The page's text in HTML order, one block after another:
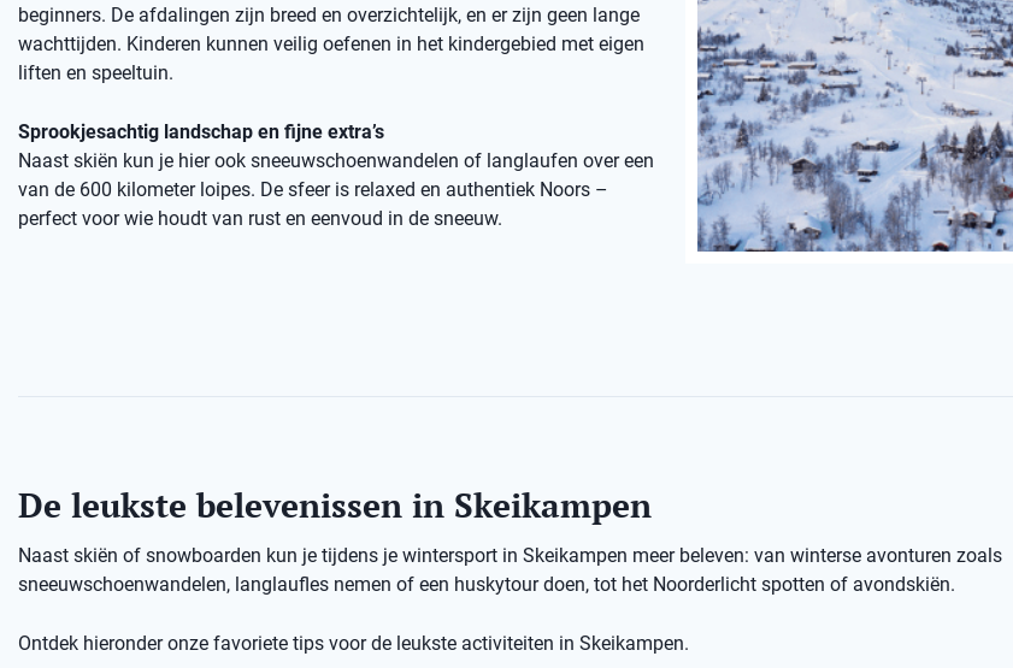
beginners. De afdalingen zijn breed en overzichtelijk, en er zijn geen lange
wachttijden. Kinderen kunnen veilig oefenen in het kindergebied met eigen
liften en speeltuin.
Sprookjesachtig landschap en fijne extra’s
Naast skiën kun je hier ook sneeuwschoenwandelen of langlaufen over een
van de 600 kilometer loipes. De sfeer is relaxed en authentiek Noors –
perfect voor wie houdt van rust en eenvoud in de sneeuw.
De leukste belevenissen in Skeikampen
Naast skiën of snowboarden kun je tijdens je wintersport in Skeikampen meer beleven: van winterse avonturen zoals
sneeuwschoenwandelen, langlaufles nemen of een huskytour doen, tot het Noorderlicht spotten of avondskiën.
Ontdek hieronder onze favoriete tips voor de leukste activiteiten in Skeikampen.